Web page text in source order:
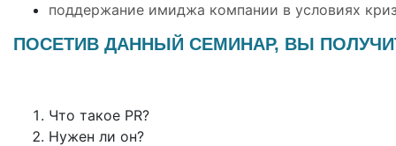
поддержание имиджа компании в условиях
ПОСЕТИВ ДАННЫЙ СЕМИНАР, ВЫ
Что такое PR?
Нужен ли он?